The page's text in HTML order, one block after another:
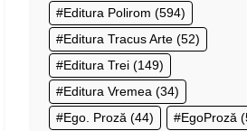
Editura Polirom (594)
Editura Tracus Arte (52)
Editura Trei (149)
Editura Vremea (34)
Ego. Proză (44) EgoProză